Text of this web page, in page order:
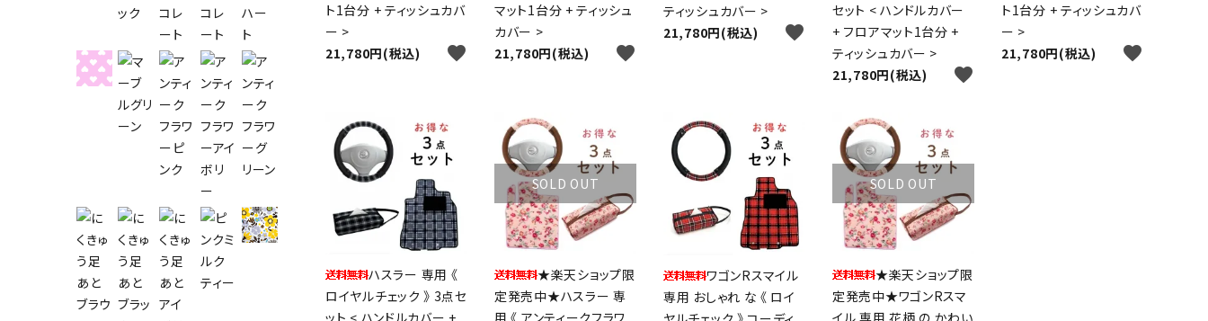
ト1台分 + ティッシュカバ
ー >
21,780円(税込)
favorite
マット1台分 + ティッシュ
カバー >
21,780円(税込)
favorite
ティッシュカバー >
21,780円(税込)
favorite
セット < ハンドルカバー
+ フロアマット1台分 +
ティッシュカバー >
21,780円(税込)
favorite
ト1台分 + ティッシュカバ
ー >
21,780円(税込)
favorite
ハスラー 専用 《
ロイヤルチェック 》 3点セ
ット < ハンドルカバー +
SOLD OUT
★楽天ショップ限
定発売中★ハスラー 専
用 《 アンティークフラワ
ワゴンRスマイル
専用 おしゃれ な 《 ロイ
SOLD OUT
★楽天ショップ限
定発売中★ワゴンRスマ
イル 専用 花柄 の かわい